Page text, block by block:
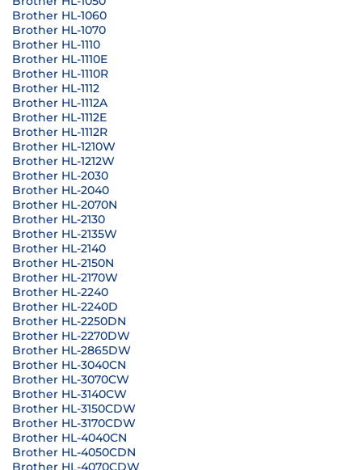
Brother HL-1060
Brother HL-1070
Brother HL-1110
Brother HL-1110E
Brother HL-1110R
Brother HL-1112
Brother HL-1112A
Brother HL-1112E
Brother HL-1112R
Brother HL-1210W
Brother HL-1212W
Brother HL-2030
Brother HL-2040
Brother HL-2070N
Brother HL-2130
Brother HL-2135W
Brother HL-2140
Brother HL-2150N
Brother HL-2170W
Brother HL-2240
Brother HL-2240D
Brother HL-2250DN
Brother HL-2270DW
Brother HL-2865DW
Brother HL-3040CN
Brother HL-3070CW
Brother HL-3140CW
Brother HL-3150CDW
Brother HL-3170CDW
Brother HL-4040CN
Brother HL-4050CDN
Brother HL-4070CDW